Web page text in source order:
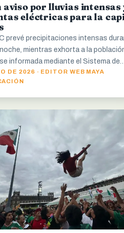
aviso por lluvias intensas
eléctricas para la
prevé precipitaciones intensas
mientras exhorta a la
informada mediante el Sistema de…
DE 2026 · EDITOR WEB MAYA